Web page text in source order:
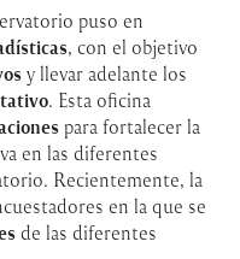
puso en
, con el objetivo
y llevar adelante los
. Esta oficina
para fortalecer la
en las diferentes
Recientemente, la
en la que se
de las diferentes